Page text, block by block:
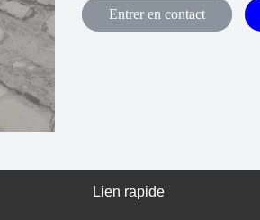
Entrer en contact
Lien rapide